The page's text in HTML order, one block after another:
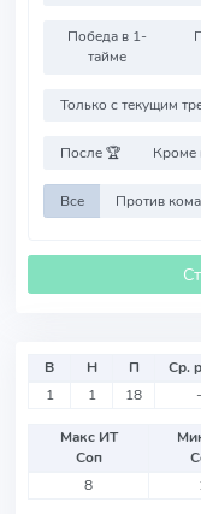
Победа в 1-
тайме
Только с текущим
После 🏆 Кроме
Все
В Н П Ср.
1
1 18
Макс ИТ
Соп
8